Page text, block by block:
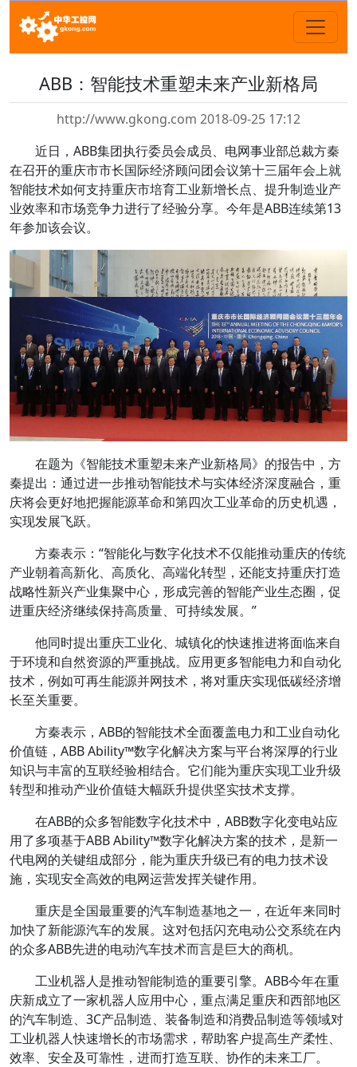
ABB：智能技术重塑未来产业新格局
http://www.gkong.com 2018-09-25 17:12
近日，ABB集团执行委员会成员、电网事业部总裁方秦
在召开的重庆市市长国际经济顾问团会议第十三届年会上就
智能技术如何支持重庆市培育工业新增长点、提升制造业产
业效率和市场竞争力进行了经验分享。今年是ABB连续第13
年参加该会议。
在题为《智能技术重塑未来产业新格局》的报告中，方
秦提出：通过进一步推动智能技术与实体经济深度融合，重
庆将会更好地把握能源革命和第四次工业革命的历史机遇，
实现发展飞跃。
方秦表示：“智能化与数字化技术不仅能推动重庆的传统
产业朝着高新化、高质化、高端化转型，还能支持重庆打造
战略性新兴产业集聚中心，形成完善的智能产业生态圈，促
进重庆经济继续保持高质量、可持续发展。”
他同时提出重庆工业化、城镇化的快速推进将面临来自
于环境和自然资源的严重挑战。应用更多智能电力和自动化
技术，例如可再生能源并网技术，将对重庆实现低碳经济增
长至关重要。
方秦表示，ABB的智能技术全面覆盖电力和工业自动化
价值链，ABB Ability™数字化解决方案与平台将深厚的行业
知识与丰富的互联经验相结合。它们能为重庆实现工业升级
转型和推动产业价值链大幅跃升提供坚实技术支撑。
在ABB的众多智能数字化技术中，ABB数字化变电站应
用了多项基于ABB Ability™数字化解决方案的技术，是新一
代电网的关键组成部分，能为重庆升级已有的电力技术设
施，实现安全高效的电网运营发挥关键作用。
重庆是全国最重要的汽车制造基地之一，在近年来同时
加快了新能源汽车的发展。这对包括闪充电动公交系统在内
的众多ABB先进的电动汽车技术而言是巨大的商机。
工业机器人是推动智能制造的重要引擎。ABB今年在重
庆新成立了一家机器人应用中心，重点满足重庆和西部地区
的汽车制造、3C产品制造、装备制造和消费品制造等领域对
工业机器人快速增长的市场需求，帮助客户提高生产柔性、
效率、安全及可靠性，进而打造互联、协作的未来工厂。